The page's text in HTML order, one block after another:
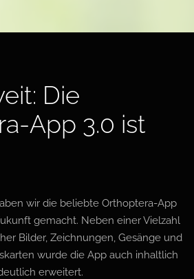
Die
App 3.0 ist
wir die beliebte Orthoptera-App
gemacht. Neben einer Vielzahl
Bilder, Zeichnungen, Gesänge und
wurde die App auch inhaltlich
erweitert.